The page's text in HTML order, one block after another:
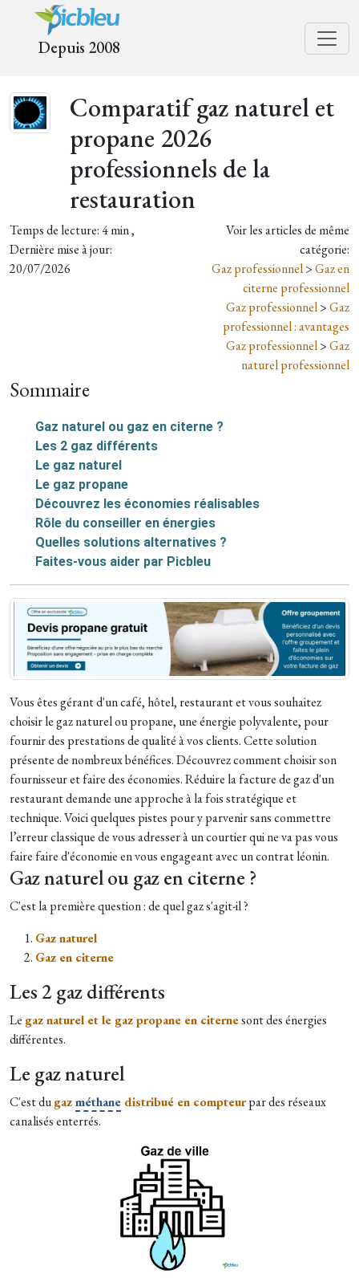
Depuis 2008
Comparatif gaz naturel et
propane 2026
professionnels de la
restauration
Temps de lecture: 4 min ,
Dernière mise à jour:
20/07/2026
Voir les articles de même
catégorie:
Gaz professionnel>Gaz en
citerne professionnel
Gaz professionnel>Gaz
professionnel : avantages
Gaz professionnel>Gaz
naturel professionnel
Sommaire
Gaz naturel ou gaz en citerne ?
Les 2 gaz différents
Le gaz naturel
Le gaz propane
Découvrez les économies réalisables
Rôle du conseiller en énergies
Quelles solutions alternatives ?
Faites-vous aider par Picbleu
Vous êtes gérant d'un café, hôtel, restaurant et vous souhaitez
choisir le gaz naturel ou propane, une énergie polyvalente, pour
fournir des prestations de qualité à vos clients. Cette solution
présente de nombreux bénéfices. Découvrez comment choisir son
fournisseur et faire des économies. Réduire la facture de gaz d'un
restaurant demande une approche à la fois stratégique et
technique. Voici quelques pistes pour y parvenir sans commettre
l’erreur classique de vous adresser à un courtier qui ne va pas vous
faire faire d'économie en vous engageant avec un contrat léonin.
Gaz naturel ou gaz en citerne ?
C'est la première question : de quel gaz s'agit-il ?
Gaz naturel
Gaz en citerne
Les 2 gaz différents
Le gaz naturel et le gaz propane en citernesont des énergies
différentes.
Le gaz naturel
C'est dugazméthane distribué en compteurpar des réseaux
canalisés enterrés.